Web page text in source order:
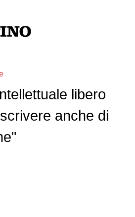
libero
anche di